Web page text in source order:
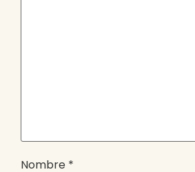
Nombre *